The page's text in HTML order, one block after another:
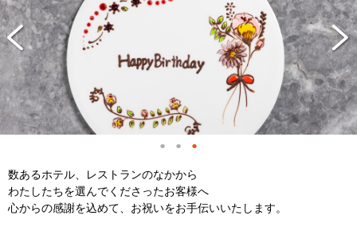
数あるホテル、レストランのなかから
わたしたちを選んでくださったお客様へ
心からの感謝を込めて、お祝いをお手伝いいたします。